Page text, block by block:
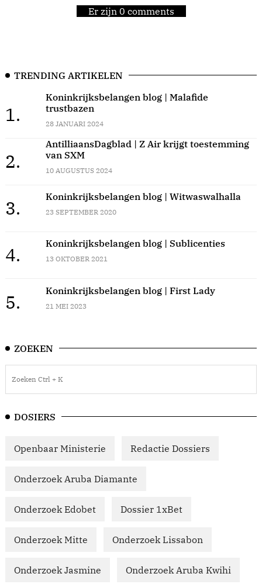
Er zijn 0 comments
TRENDING ARTIKELEN
1.
Koninkrijksbelangen blog | Malafide
trustbazen
28 JANUARI 2024
2.
AntilliaansDagblad | Z Air krijgt toestemming
van SXM
10 AUGUSTUS 2024
3.
Koninkrijksbelangen blog | Witwaswalhalla
23 SEPTEMBER 2020
4.
Koninkrijksbelangen blog | Sublicenties
13 OKTOBER 2021
5.
Koninkrijksbelangen blog | First Lady
21 MEI 2023
ZOEKEN
DOSIERS
Openbaar Ministerie Redactie Dossiers
Onderzoek Aruba Diamante
Onderzoek Edobet Dossier 1xBet
Onderzoek Mitte Onderzoek Lissabon
Onderzoek Jasmine Onderzoek Aruba Kwihi